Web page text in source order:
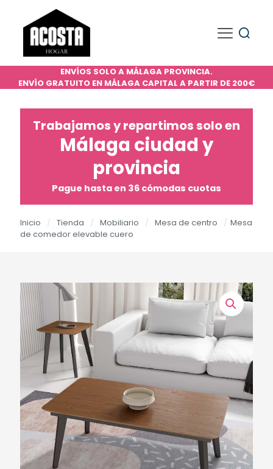
ENVÍOS SOLO A MÁLAGA PROVINCIA.
ENVÍO GRATUITO EN MÁLAGA CAPITAL A PARTIR DE 200€
Trabajamos y repartimos solo en
Málaga ciudad y
provincia
Pague hasta en 36 cómodas cuotas
Inicio / Tienda / Mobiliario / Mesa de centro / Mesa
de comedor elevable cuero